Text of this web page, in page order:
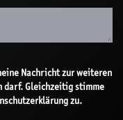
darf. Gleichzeitig stimme
zu.